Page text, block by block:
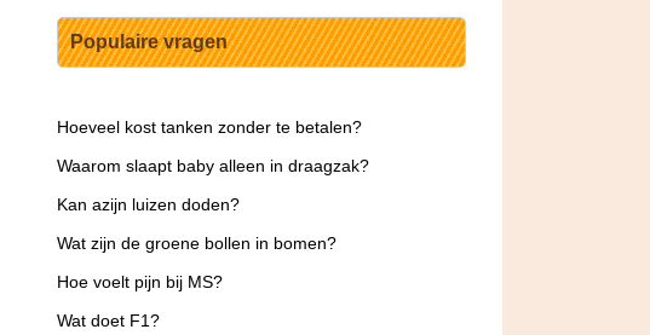
Populaire vragen
Hoeveel kost tanken zonder te betalen?
Waarom slaapt baby alleen in draagzak?
Kan azijn luizen doden?
Wat zijn de groene bollen in bomen?
Hoe voelt pijn bij MS?
Wat doet F1?